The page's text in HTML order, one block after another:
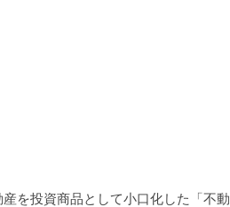
を投資商品として小口化した「不